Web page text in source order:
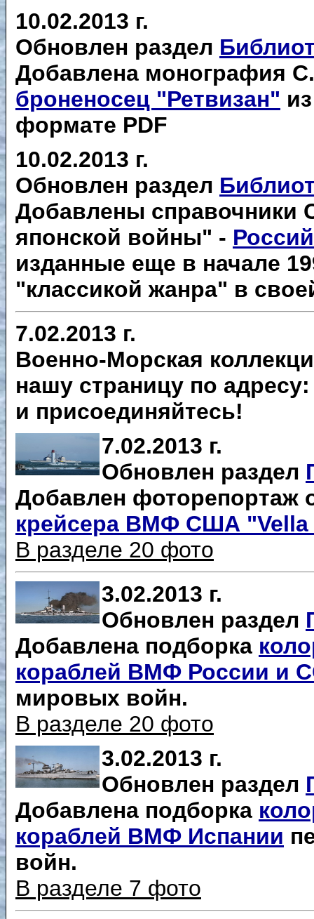
10.02.2013 г.
Обновлен раздел
Добавлена монография
броненосец "Ретвизан"
формате PDF
10.02.2013 г.
Обновлен раздел
Добавлены справочники
японской войны" -
изданные еще в начале
"классикой жанра" в
7.02.2013 г.
Военно-Морская
нашу страницу по
и присоединяйтесь!
7.02.2013 г.
Обновлен раздел
Добавлен фоторепортаж
крейсера ВМФ США "Vella
В разделе 20 фото
3.02.2013 г.
Обновлен раздел
Добавлена подборка
кораблей ВМФ России и
мировых войн.
В разделе 20 фото
3.02.2013 г.
Обновлен раздел
Добавлена подборка
кораблей ВМФ Испании
войн.
В разделе 7 фото